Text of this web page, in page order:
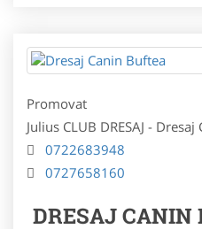
Promovat
Julius CLUB DRESAJ -
0722683948
0727658160
DRESAJ CANIN